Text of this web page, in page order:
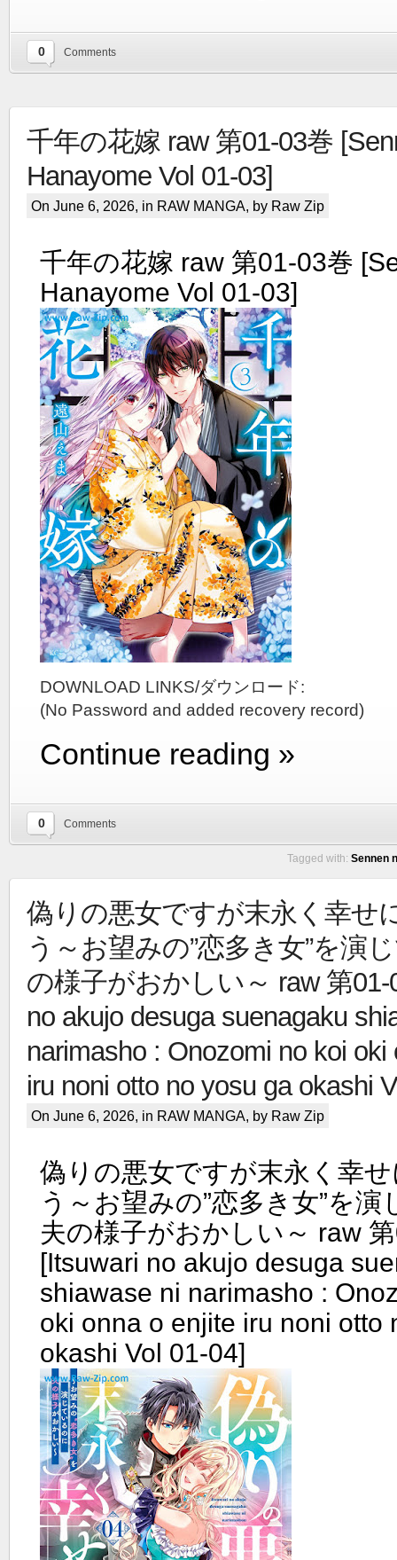
0 Comments
千年の花嫁 raw 第01-03巻
Hanayome Vol 01-03]
On June 6, 2026, in RAW MANGA, by Raw Zip
千年の花嫁 raw 第01-03巻
Hanayome Vol 01-03]
DOWNLOAD LINKS/ダウンロード:
(No Password and added recovery record)
Continue reading »
0 Comments
Tagged with: Sennen
偽りの悪女ですが末永く幸せ
う～お望みの”恋多き女”を演
の様子がおかしい～ raw 第01-
no akujo desuga suenagaku
narimasho : Onozomi no koi oki
iru noni otto no yosu ga okashi
On June 6, 2026, in RAW MANGA, by Raw Zip
偽りの悪女ですが末永く幸
う～お望みの”恋多き女”を
夫の様子がおかしい～ raw
[Itsuwari no akujo desuga
shiawase ni narimasho :
oki onna o enjite iru noni otto
okashi Vol 01-04]